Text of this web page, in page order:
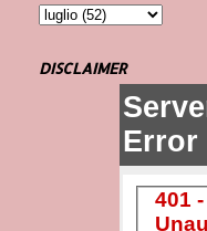
DISCLAIMER